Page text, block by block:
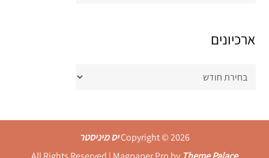
ארכיונים
Copyright © 2026יס מיניסטר